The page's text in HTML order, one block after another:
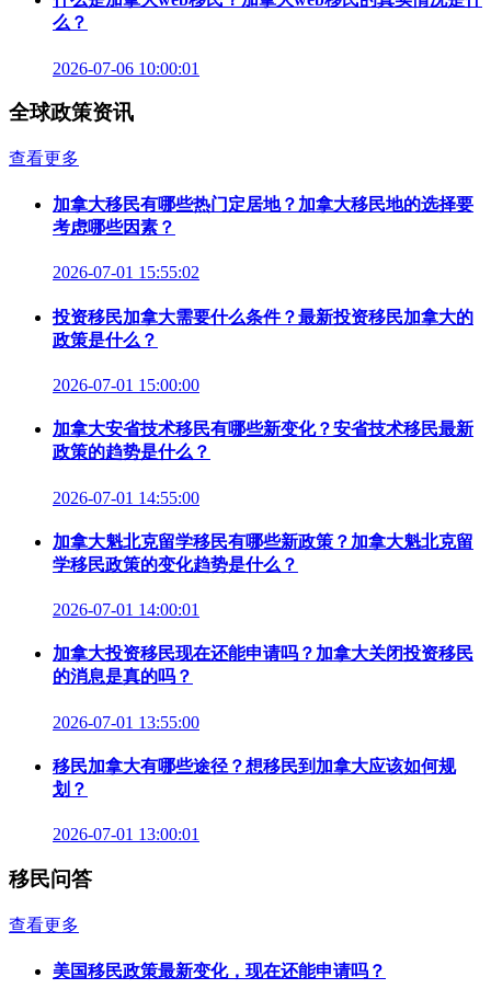
么？
2026-07-06 10:00:01
全球政策资讯
查看更多
加拿大移民有哪些热门定居地？加拿大移民地的选择要
考虑哪些因素？
2026-07-01 15:55:02
投资移民加拿大需要什么条件？最新投资移民加拿大的
政策是什么？
2026-07-01 15:00:00
加拿大安省技术移民有哪些新变化？安省技术移民最新
政策的趋势是什么？
2026-07-01 14:55:00
加拿大魁北克留学移民有哪些新政策？加拿大魁北克留
学移民政策的变化趋势是什么？
2026-07-01 14:00:01
加拿大投资移民现在还能申请吗？加拿大关闭投资移民
的消息是真的吗？
2026-07-01 13:55:00
移民加拿大有哪些途径？想移民到加拿大应该如何规
划？
2026-07-01 13:00:01
移民问答
查看更多
美国移民政策最新变化，现在还能申请吗？